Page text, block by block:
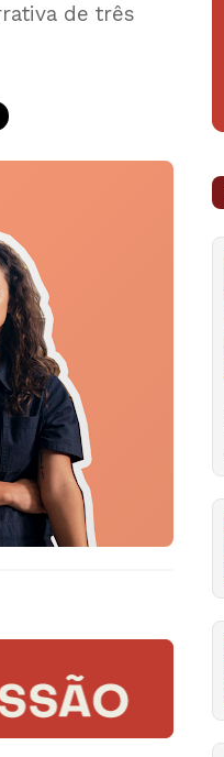
de três